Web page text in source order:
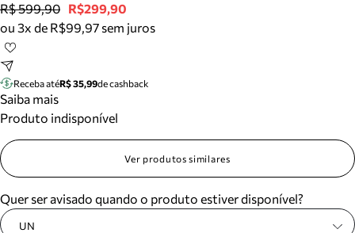
Tênis
Mule
Tire dúvidas sobre pedidos, devoluções e mais.
Meus pedidos
Acompanhe seus pedidos e solicite devoluções.
R$ 599,90 R$299,90
ou 3x de R$99,97 sem juros
Receba atéR$ 35,99de cashback
Saiba mais
Produto indisponível
Ver produtos similares
Quer ser avisado quando o produto estiver disponível?
UN